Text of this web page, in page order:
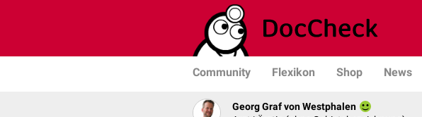
Community Flexikon Shop News
Georg Graf von Westphalen